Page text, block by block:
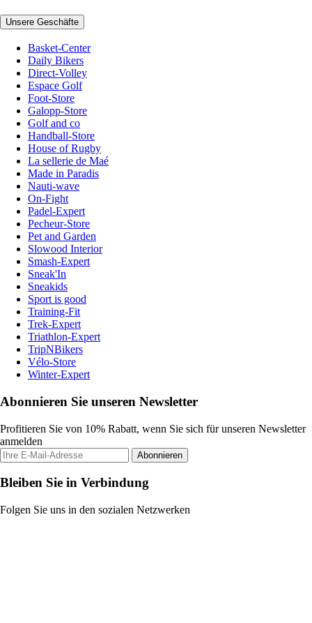
Unsere Geschäfte
Basket-Center
Daily Bikers
Direct-Volley
Espace Golf
Foot-Store
Galopp-Store
Golf and co
Handball-Store
House of Rugby
La sellerie de Maé
Made in Paradis
Nauti-wave
On-Fight
Padel-Expert
Pecheur-Store
Pet and Garden
Slowood Interior
Smash-Expert
Sneak'In
Sneakids
Sport is good
Training-Fit
Trek-Expert
Triathlon-Expert
TripNBikers
Vélo-Store
Winter-Expert
Abonnieren Sie unseren Newsletter
Profitieren Sie von 10% Rabatt, wenn Sie sich für unseren Newsletter
anmelden
Abonnieren
Bleiben Sie in Verbindung
Folgen Sie uns in den sozialen Netzwerken